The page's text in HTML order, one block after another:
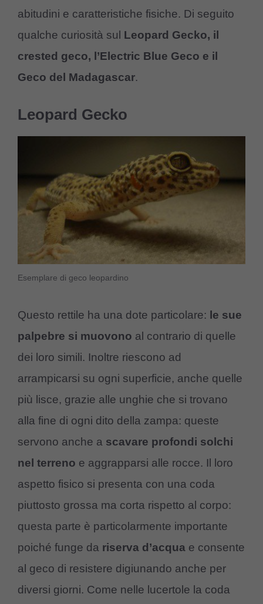
abitudini e caratteristiche fisiche. Di seguito
qualche curiosità sul Leopard Gecko, il
crested geco, l’Electric Blue Geco e il
Geco del Madagascar.
Leopard Gecko
Esemplare di geco leopardino
Questo rettile ha una dote particolare: le sue
palpebre si muovono al contrario di quelle
dei loro simili. Inoltre riescono ad
arrampicarsi su ogni superficie, anche quelle
più lisce, grazie alle unghie che si trovano
alla fine di ogni dito della zampa: queste
servono anche a scavare profondi solchi
nel terreno e aggrapparsi alle rocce. Il loro
aspetto fisico si presenta con una coda
piuttosto grossa ma corta rispetto al corpo:
questa parte è particolarmente importante
poiché funge da riserva d’acqua e consente
al geco di resistere digiunando anche per
diversi giorni. Come nelle lucertole la coda